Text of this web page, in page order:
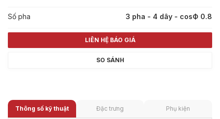
Số pha 3 pha - 4 dây - cosФ 0.8
LIÊN HỆ BÁO GIÁ
SO SÁNH
Thông số kỹ thuật Đặc trưng Phụ kiện